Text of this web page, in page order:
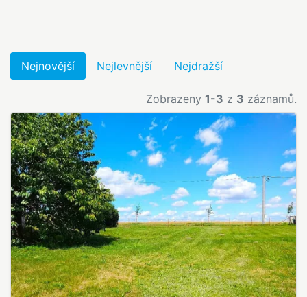
Nejnovější Nejlevnější Nejdražší
Zobrazeny 1-3 z 3 záznamů.